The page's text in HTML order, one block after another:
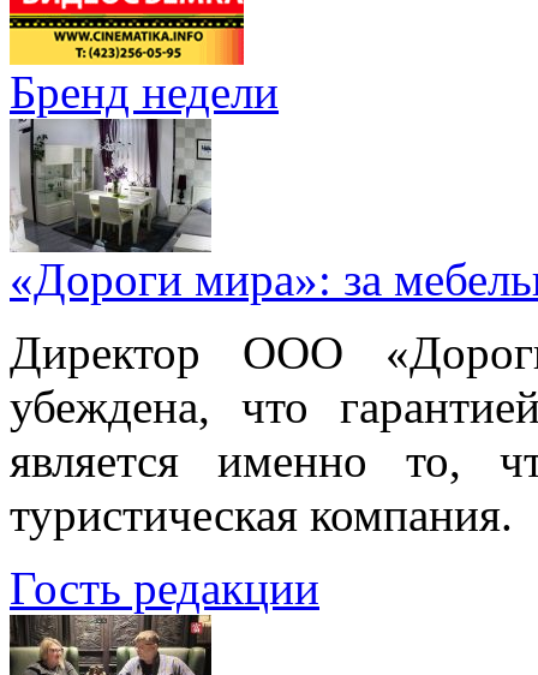
Бренд недели
«Дороги мира»: за
Директор ООО
убеждена, что
является именно то,
туристическая компания.
Гость редакции